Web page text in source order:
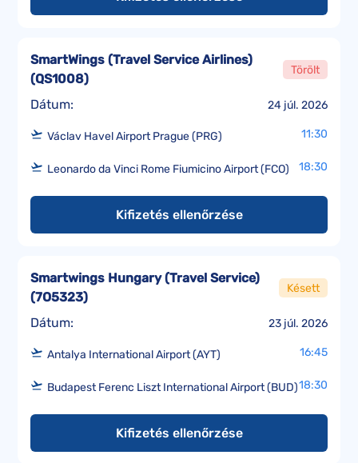
Dátum: 24 júl. 2026
SmartWings (Travel Service Airlines)
(QS1008)
Törölt
Václav Havel Airport Prague (PRG) 11:30
Leonardo da Vinci Rome Fiumicino Airport (FCO) 18:30
Kifizetés ellenőrzése
Dátum: 23 júl. 2026
Smartwings Hungary (Travel Service)
(7O5323)
Késett
Antalya International Airport (AYT) 16:45
Budapest Ferenc Liszt International Airport (BUD)18:30
Kifizetés ellenőrzése